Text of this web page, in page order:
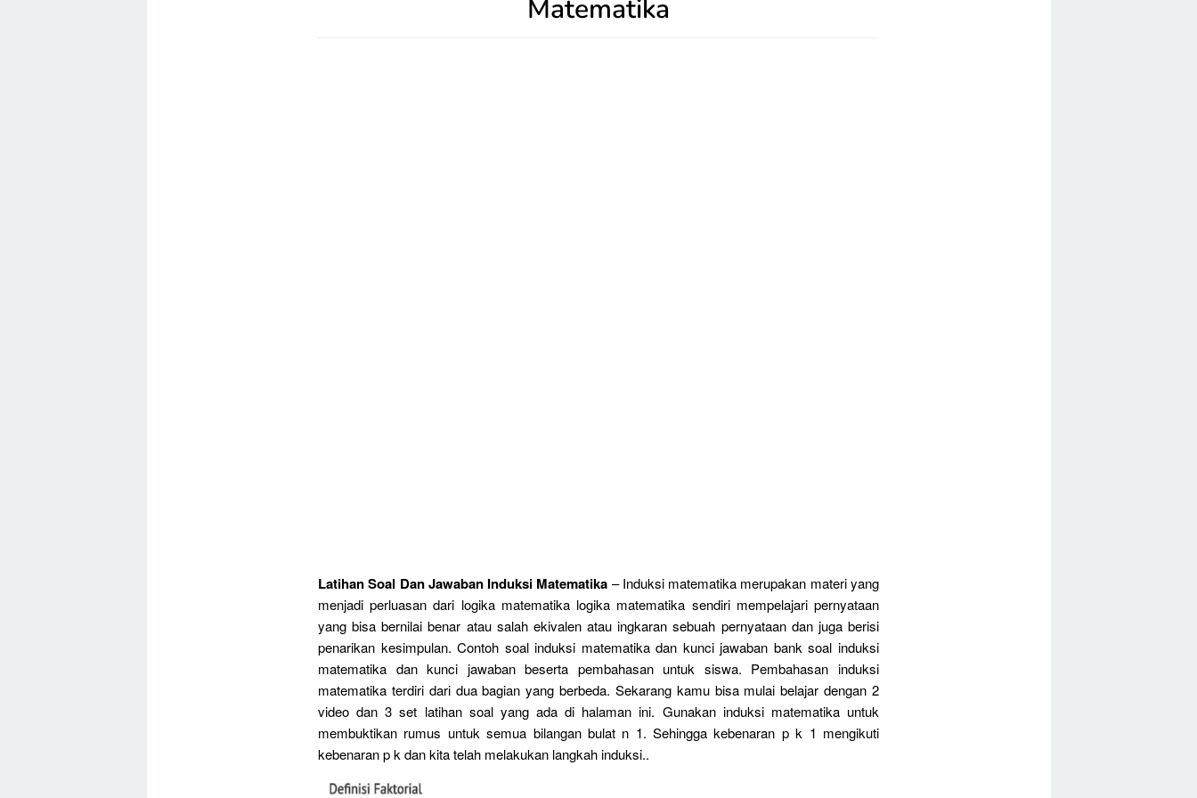
Matematika
Latihan Soal Dan Jawaban Induksi Matematika – Induksi matematika merupakan materi yang
menjadi perluasan dari logika matematika logika matematika sendiri mempelajari pernyataan
yang bisa bernilai benar atau salah ekivalen atau ingkaran sebuah pernyataan dan juga berisi
penarikan kesimpulan. Contoh soal induksi matematika dan kunci jawaban bank soal induksi
matematika dan kunci jawaban beserta pembahasan untuk siswa. Pembahasan induksi
matematika terdiri dari dua bagian yang berbeda. Sekarang kamu bisa mulai belajar dengan 2
video dan 3 set latihan soal yang ada di halaman ini. Gunakan induksi matematika untuk
membuktikan rumus untuk semua bilangan bulat n 1. Sehingga kebenaran p k 1 mengikuti
kebenaran p k dan kita telah melakukan langkah induksi..